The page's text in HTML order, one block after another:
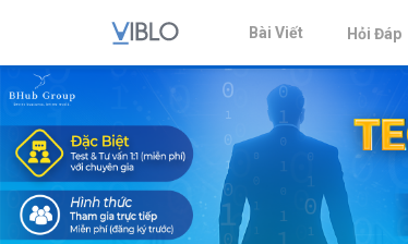
Bài Viết Hỏi Đáp